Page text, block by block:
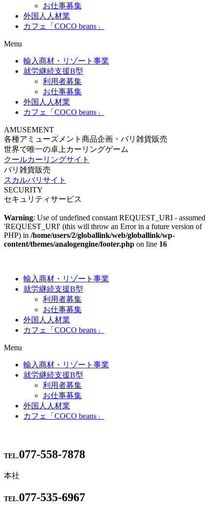
お仕事募集
外国人人材業
カフェ「COCO beans」
Menu
輸入商材・リゾート事業
就労継続支援B型
利用者募集
お仕事募集
外国人人材業
カフェ「COCO beans」
AMUSEMENT
各種アミューズメント商品企画・バリ雑貨販売
世界で唯一の卓上カーリングゲーム
クールカーリングサイト
バリ雑貨販売
スカルバリサイト
SECURITY
セキュリティサービス
Warning: Use of undefined constant REQUEST_URI - assumed
'REQUEST_URI' (this will throw an Error in a future version of
PHP) in /home/users/2/globallink/web/globallink/wp-
content/themes/analogengine/footer.php on line 16
輸入商材・リゾート事業
就労継続支援B型
利用者募集
お仕事募集
外国人人材業
カフェ「COCO beans」
Menu
輸入商材・リゾート事業
就労継続支援B型
利用者募集
お仕事募集
外国人人材業
カフェ「COCO beans」
TEL.077-558-7878
本社
TEL.077-535-6967